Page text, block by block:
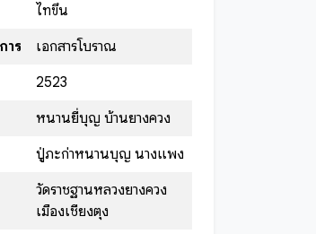
ไทขึน
าร
เอกสารโบราณ
2523
หนานยี่บุญ บ้านยางควง
ปู่ภะก่าหนานบุญ นางแพง
วัดราชฐานหลวงยางควง
เมืองเชียงตุง